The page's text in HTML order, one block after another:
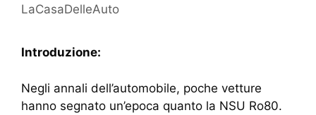
LaCasaDelleAuto
Introduzione:
Negli annali dell’automobile, poche vetture
hanno segnato un’epoca quanto la NSU Ro80.